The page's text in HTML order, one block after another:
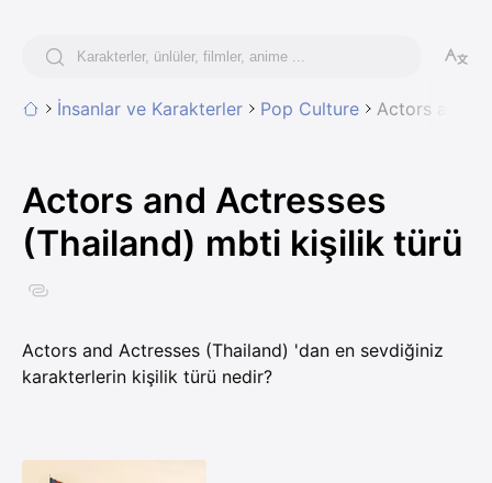
İnsanlar ve Karakterler Pop Culture Actors and
Actors and Actresses
(Thailand) mbti kişilik türü
Actors and Actresses (Thailand) 'dan en sevdiğiniz
karakterlerin kişilik türü nedir?